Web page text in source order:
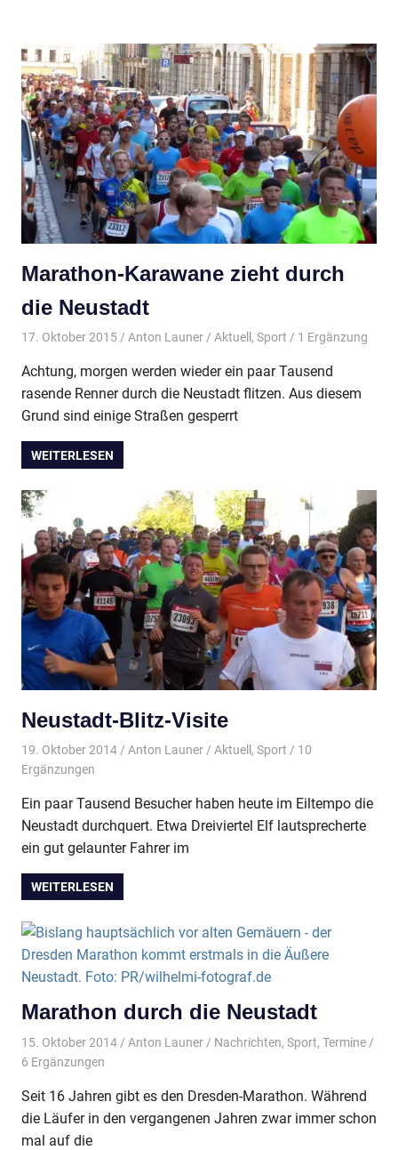
Marathon-Karawane zieht durch
die Neustadt
17. Oktober 2015 Anton Launer Aktuell , Sport / 1 Ergänzung
Achtung, morgen werden wieder ein paar Tausend
rasende Renner durch die Neustadt flitzen. Aus diesem
Grund sind einige Straßen gesperrt
WEITERLESEN
Neustadt-Blitz-Visite
19. Oktober 2014 Anton Launer Aktuell , Sport / 10
Ergänzungen
Ein paar Tausend Besucher haben heute im Eiltempo die
Neustadt durchquert. Etwa Dreiviertel Elf lautsprecherte
ein gut gelaunter Fahrer im
WEITERLESEN
Marathon durch die Neustadt
15. Oktober 2014 Anton Launer Nachrichten, Sport, Termine/
6 Ergänzungen
Seit 16 Jahren gibt es den Dresden-Marathon. Während
die Läufer in den vergangenen Jahren zwar immer schon
mal auf die